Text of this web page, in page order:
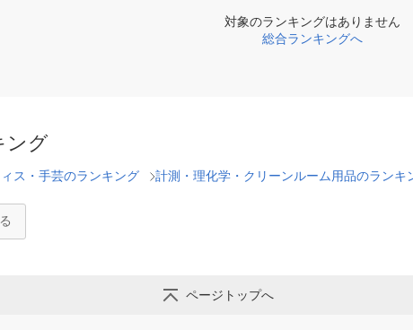
対象のランキングはありません
総合ランキングへ
ング
ス・手芸のランキング 計測・理化学・クリーンルーム用品のランキ
ページトップへ